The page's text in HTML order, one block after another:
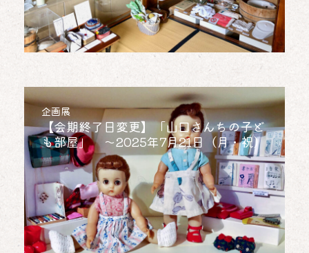
トピック 企画展
「山口さんちの子ども部屋」7月21日ま
で／「本でたどる昭和のくらし博物館」
7月27日まで
企画展
【会期終了日変更】「山口さんちの子ど
も部屋」 ～2025年7月21日（月・祝）